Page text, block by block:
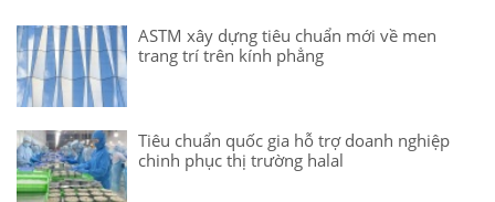
ASTM xây dựng tiêu chuẩn mới về men
trang trí trên kính phẳng
Tiêu chuẩn quốc gia hỗ trợ doanh nghiệp
chinh phục thị trường halal